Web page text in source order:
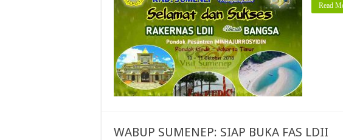
Read
WABUP SUMENEP: SIAP BUKA FAS LDII